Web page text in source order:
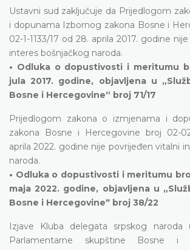
Ustavni sud zaključuje da Prijedlogom
i dopunama Izbornog zakona Bosne i
02-1-1133/17 od 28. aprila 2017. godine
interes bošnjačkog naroda.
• Odluka o dopustivosti i meritumu
jula 2017. godine, objavljena u
Bosne i Hercegovine“ broj 71/17
Prijedlogom zakona o izmjenama i
zakona Bosne i Hercegovine broj 02-
aprila 2022. godine nije povrijeđen vitalni
naroda.
• Odluka o dopustivosti i meritumu
maja 2022. godine, objavljena u
Bosne i Hercegovineˮ broj 38/22
Izjave Kluba delegata srpskog
Parlamentarne skupštine Bosne i